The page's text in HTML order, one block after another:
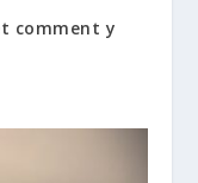
comment y